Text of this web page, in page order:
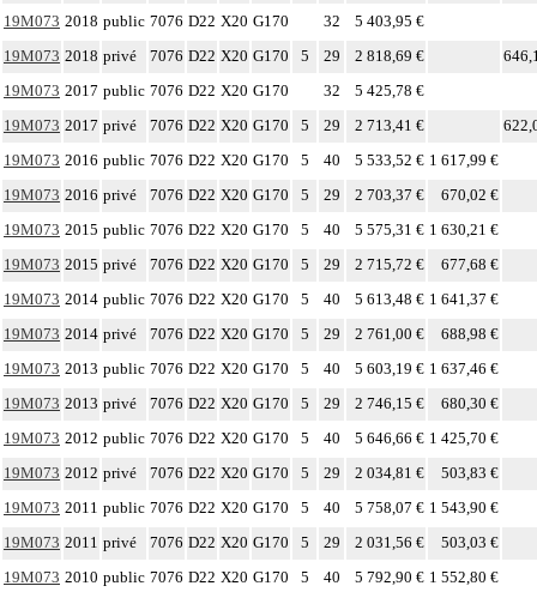
19M073 2018 public 7076 D22 X20 G170 32
5 403,95 €
19M073 2018 privé 7076 D22 X20 G170 5 29 2 818,69 €
19M073 2017 public 7076 D22 X20 G170 32
5 425,78 €
19M073 2017 privé 7076 D22 X20 G170 5 29 2 713,41 €
19M073 2016 public 7076 D22 X20 G170 5 40 5 533,52 € 1 617,99 €
19M073 2016 privé 7076 D22 X20 G170 5 29 2 703,37 €
670,02 €
19M073 2015 public 7076 D22 X20 G170 5 40 5 575,31 € 1 630,21 €
19M073 2015 privé 7076 D22 X20 G170 5 29 2 715,72 €
677,68 €
19M073 2014 public 7076 D22 X20 G170 5 40 5 613,48 € 1 641,37 €
19M073 2014 privé 7076 D22 X20 G170 5 29 2 761,00 €
688,98 €
19M073 2013 public 7076 D22 X20 G170 5 40 5 603,19 € 1 637,46 €
19M073 2013 privé 7076 D22 X20 G170 5 29 2 746,15 €
680,30 €
19M073 2012 public 7076 D22 X20 G170 5 40 5 646,66 € 1 425,70 €
19M073 2012 privé 7076 D22 X20 G170 5 29 2 034,81 €
503,83 €
19M073 2011 public 7076 D22 X20 G170 5 40 5 758,07 € 1 543,90 €
19M073 2011 privé 7076 D22 X20 G170 5 29 2 031,56 €
503,03 €
19M073 2010 public 7076 D22 X20 G170 5 40 5 792,90 € 1 552,80 €